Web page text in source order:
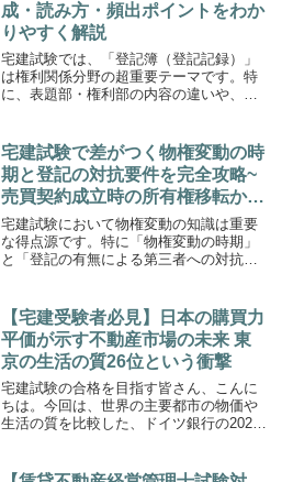
成・読み方・頻出ポイントをわか
りやすく解説
宅建試験では、「登記簿（登記記録）」
は権利関係分野の超重要テーマです。特
に、表題部・権利部の内容の違いや、甲
基本構造✔ 宅建試験で必ず問われるポイ
ント✔ ひっかけられ...
宅建試験で差がつく物権変動の時
期と登記の対抗要件を完全攻略~
売買契約成立時の所有権移転から
登記をめぐる第三者対抗まで例題
付きで徹底解説~
宅建試験において物権変動の知識は重要
な得点源です。特に「物権変動の時期」
と「登記の有無による第三者への対抗可
考え方から、判例による例外の考慮ま
で、体系的に理解できるよう...
【宅建受験者必見】日本の購買力
平価が示す不動産市場の未来 東
京の生活の質26位という衝撃
宅建試験の合格を目指す皆さん、こんに
ちは。今回は、世界の主要都市の物価や
生活の質を比較した、ドイツ銀行の2025
す。このレポートで東京の「生活の質」